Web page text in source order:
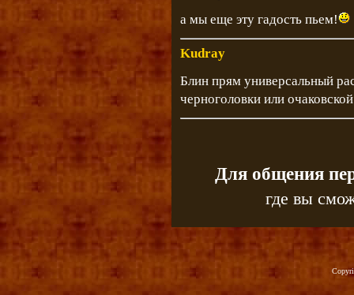
а мы еще эту гадость пьем!
Kudray
Блин прям универсальный
черноголовки или
Для общения
где вы